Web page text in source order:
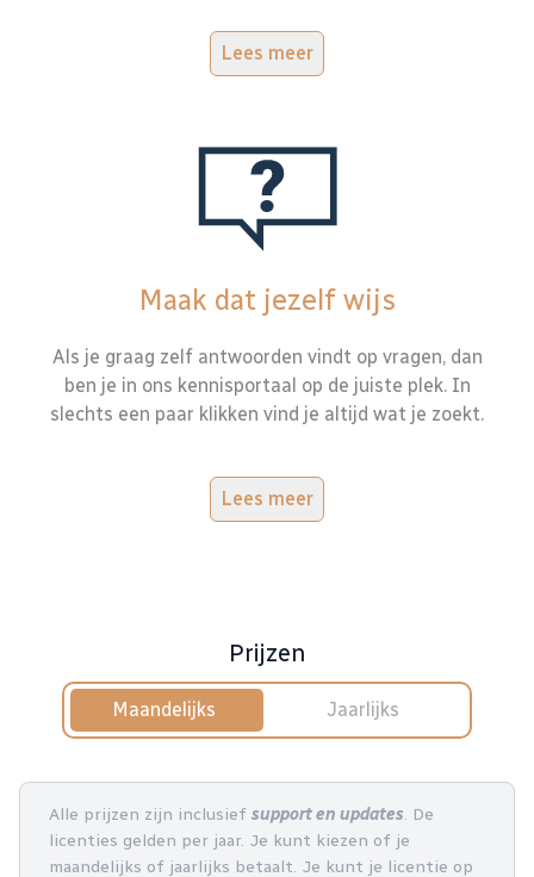
Lees meer
Maak dat jezelf wijs
Als je graag zelf antwoorden vindt op vragen, dan
ben je in ons kennisportaal op de juiste plek. In
slechts een paar klikken vind je altijd wat je zoekt.
Lees meer
Prijzen
Maandelijks Jaarlijks
Alle prijzen zijn inclusief support en updates. De
licenties gelden per jaar. Je kunt kiezen of je
maandelijks of jaarlijks betaalt. Je kunt je licentie op